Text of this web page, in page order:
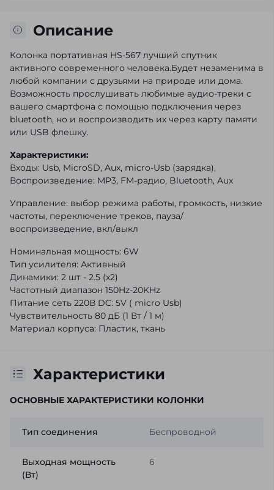
Описание
Колонка портативная HS-567 лучший спутник
активного современного человека.Будет незаменима в
любой компании с друзьями на природе или дома.
Возможность прослушивать любимые аудио-треки с
вашего смартфона с помощью подключения через
bluetooth, но и воспроизводить их через карту памяти
или USB флешку.
Характеристики:
Входы: Usb, MicroSD, Aux, micro-Usb (зарядка),
Воспроизведение: MP3, FM-радио, Bluetooth, Aux
Управление: выбор режима работы, громкость, низкие
частоты, переключение треков, пауза/
воспроизведение, вкл/выкл
Номинальная мощность: 6W
Тип усилителя: Активный
Динамики: 2 шт - 2.5 (x2)
Частотный диапазон 150Hz-20KHz
Питание сеть 220В DC: 5V ( micro Usb)
Чувствительность 80 дБ (1 Вт / 1 м)
Материал корпуса: Пластик, ткань
Характеристики
ОСНОВНЫЕ ХАРАКТЕРИСТИКИ КОЛОНКИ
Тип соединения Беспроводной
Выходная мощность
(Вт)
6